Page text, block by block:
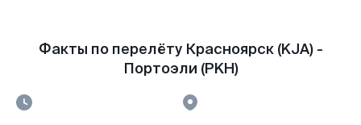
Факты по перелёту Красноярск (KJA) -
Портоэли (PKH)